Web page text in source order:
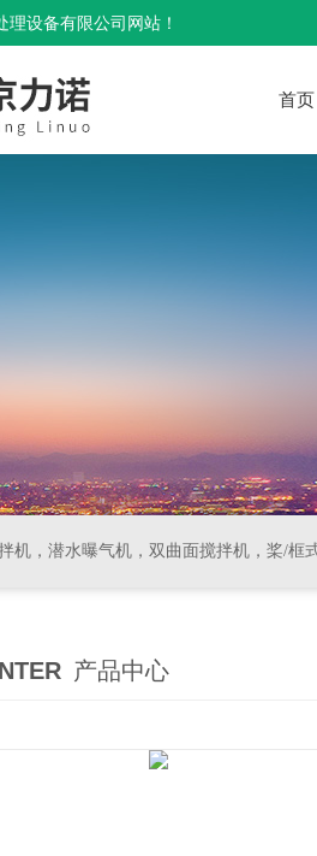
设备有限公司网站！
首页
机，潜水曝气机，双曲面搅拌机，桨/框式搅拌
产品中心